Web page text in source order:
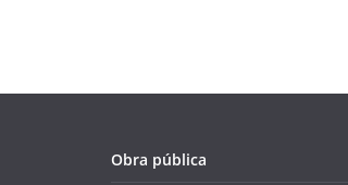
Obra pública